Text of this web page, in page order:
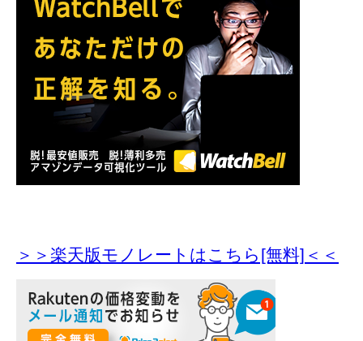
＞＞楽天版モノレートはこちら[無料]＜＜